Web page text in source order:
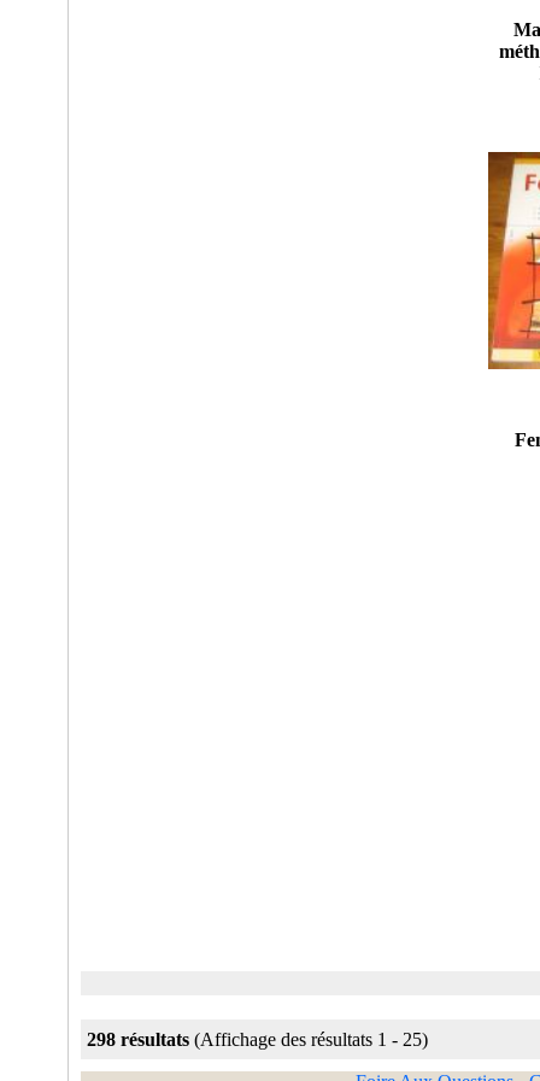
298 résultats (Affichage des résultats 1 - 25)